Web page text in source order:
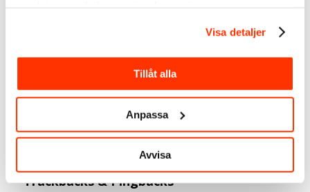
Visa detaljer
Tillåt alla
Anpassa
Avvisa
Instagram
Varumärke
2
KOMMENTARER
Trackbacks & Pingbacks